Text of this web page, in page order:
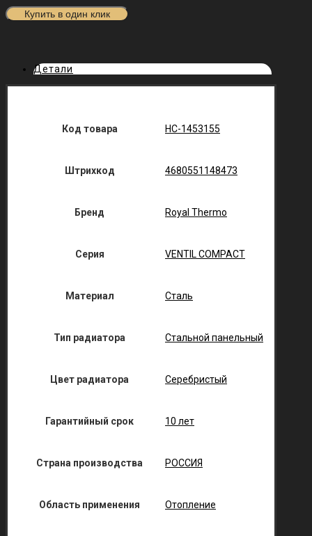
Купить в один клик
Детали
Код товара НС-1453155
Штрихкод 4680551148473
Бренд Royal Thermo
Серия VENTIL COMPACT
Материал Сталь
Тип радиатора Стальной панельный
Цвет радиатора Серебристый
Гарантийный срок 10 лет
Страна производства РОССИЯ
Область применения Отопление